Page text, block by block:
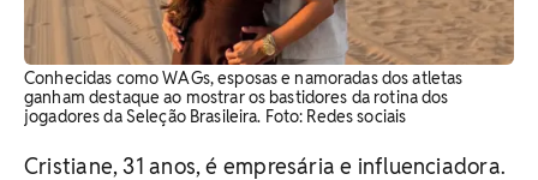
Conhecidas como WAGs, esposas e namoradas dos atletas
ganham destaque ao mostrar os bastidores da rotina dos
jogadores da Seleção Brasileira. Foto: Redes sociais
Cristiane, 31 anos, é empresária e influenciadora.